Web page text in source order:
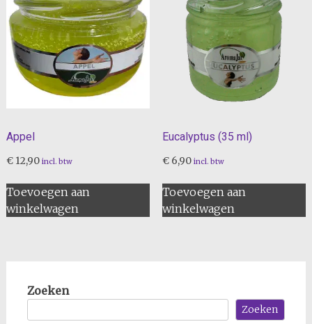
Appel
€12,90 incl. btw
Toevoegen aan
winkelwagen
Eucalyptus (35 ml)
€6,90 incl. btw
Toevoegen aan
winkelwagen
Zoeken
Zoeken